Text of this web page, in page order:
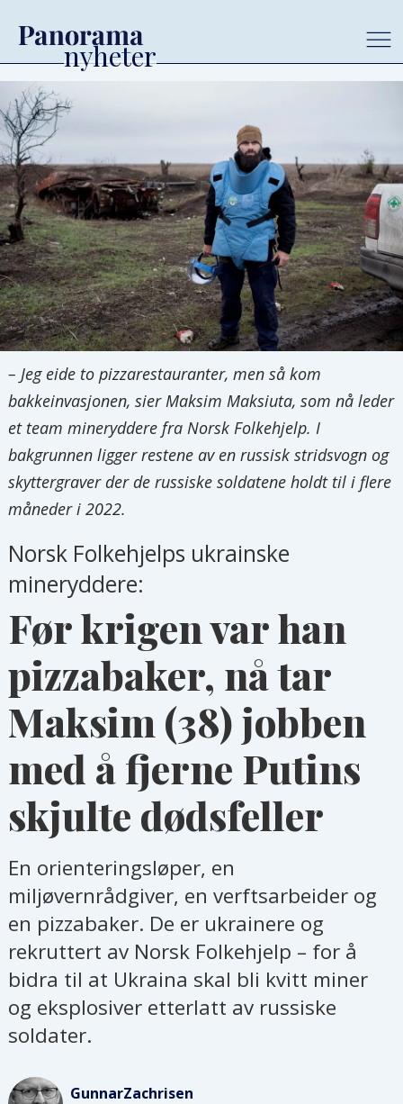
– Jeg eide to pizzarestauranter, men så kom
bakkeinvasjonen, sier Maksim Maksiuta, som nå leder
et team mineryddere fra Norsk Folkehjelp. I
bakgrunnen ligger restene av en russisk stridsvogn og
skyttergraver der de russiske soldatene holdt til i flere
måneder i 2022.
Norsk Folkehjelps ukrainske
mineryddere:
Før krigen var han
pizzabaker, nå tar
Maksim (38) jobben
med å fjerne Putins
skjulte dødsfeller
En orienteringsløper, en
miljøvernrådgiver, en verftsarbeider og
en pizzabaker. De er ukrainere og
rekruttert av Norsk Folkehjelp – for å
bidra til at Ukraina skal bli kvitt miner
og eksplosiver etterlatt av russiske
soldater.
GunnarZachrisen